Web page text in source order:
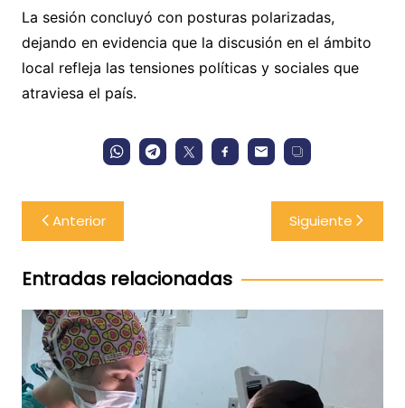
La sesión concluyó con posturas polarizadas,
dejando en evidencia que la discusión en el ámbito
local refleja las tensiones políticas y sociales que
atraviesa el país.
Navegación
de
entradas
Anterior Siguiente
Entradas relacionadas